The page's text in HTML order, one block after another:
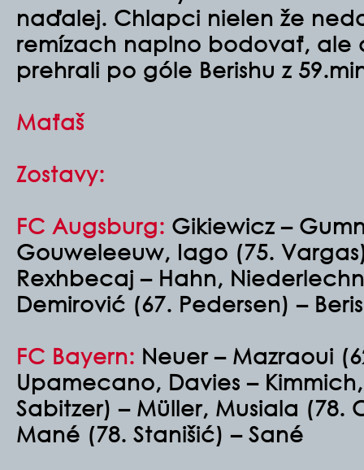
naďalej. Chlapci nielen že
remízach naplno bodovať, ale
prehrali po góle Berishu z
Maťaš
Zostavy:
FC Augsburg: Gikiewicz –
Gouweleeuw, Iago (75.
Rexhbecaj – Hahn,
Demirović (67. Pedersen) –
FC Bayern: Neuer – Mazraoui
Upamecano, Davies –
Sabitzer) – Müller, Musiala (78.
Mané (78. Stanišić) – Sané